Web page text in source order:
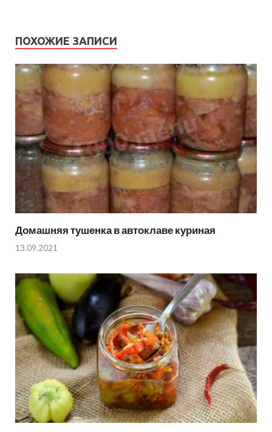
ПОХОЖИЕ ЗАПИСИ
Домашняя тушенка в автоклаве куриная
13.09.2021